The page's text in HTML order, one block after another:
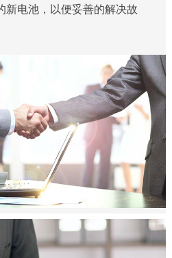
新电池，以便妥善的解决故